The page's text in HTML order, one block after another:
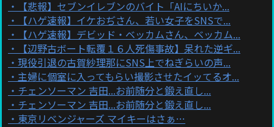
【悲報】セブンイレブンのバイト「AIにちいか...
【ハゲ速報】イケおぢさん、若い女子をSNSで...
【ハゲ速報】デビッド・ベッカムさん、ベッカム...
【辺野古ボート転覆１６人死傷事故】呆れた逆ギ...
現役引退の古賀紗理那にSNS上でねぎらいの声...
主婦に個室に入ってもらい撮影させたイッてるオ...
チェンソーマン 吉田...お前随分と鍛え直し...
チェンソーマン 吉田...お前随分と鍛え直し...
東京リベンジャーズ マイキーはさぁ…